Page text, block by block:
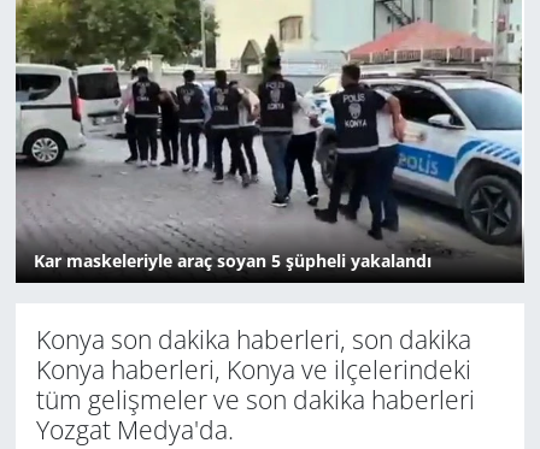
Kar maskeleriyle araç soyan 5 şüpheli yakalandı
Konya son dakika haberleri, son dakika
Konya haberleri, Konya ve ilçelerindeki
tüm gelişmeler ve son dakika haberleri
Yozgat Medya'da.